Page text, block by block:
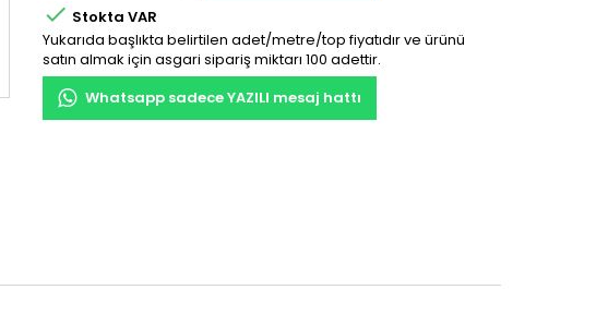
 Stokta VAR
Yukarıda başlıkta belirtilen adet/metre/top fiyatıdır ve ürünü
satın almak için asgari sipariş miktarı 100 adettir.
Whatsapp sadece YAZILI mesaj hattı